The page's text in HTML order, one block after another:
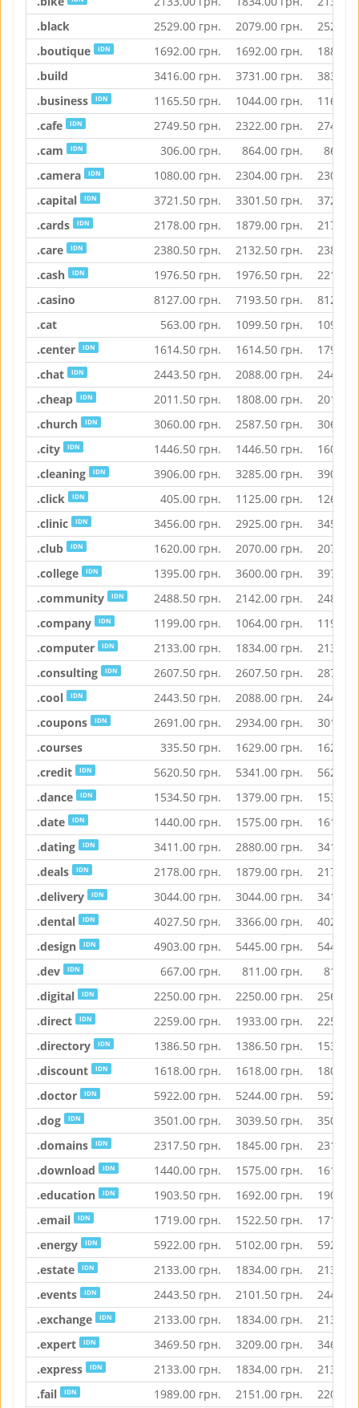
.black
2529.00 грн. 2079.00 грн.
2529.00
.boutique
IDN 1692.00 грн. 1692.00 грн.
1888.00
.build
3416.00 грн. 3731.00 грн.
3834.00
.business
IDN 1165.50 грн. 1044.00 грн.
1165.50
.cafe
IDN 2749.50 грн. 2322.00 грн.
2749.50
.cam
IDN 306.00 грн. 864.00 грн.
864.00
.camera
IDN 1080.00 грн. 2304.00 грн.
2304.00
.capital
IDN 3721.50 грн. 3301.50 грн.
3721.50
.cards
IDN 2178.00 грн. 1879.00 грн.
2178.00
.care
IDN 2380.50 грн. 2132.50 грн.
2380.50
.cash
IDN 1976.50 грн. 1976.50 грн.
2211.50
.casino
8127.00 грн. 7193.50 грн.
8127.00
.cat
563.00 грн. 1099.50 грн.
1099.50
.center
IDN 1614.50 грн. 1614.50 грн.
1792.50
.chat
IDN 2443.50 грн. 2088.00 грн.
2443.50
.cheap
IDN 2011.50 грн. 1808.00 грн.
2011.50
.church
IDN 3060.00 грн. 2587.50 грн.
3060.00
.city
IDN 1446.50 грн. 1446.50 грн.
1606.00
.cleaning
IDN 3906.00 грн. 3285.00 грн.
3906.00
.click
IDN 405.00 грн. 1125.00 грн.
1260.00
.clinic
IDN 3456.00 грн. 2925.00 грн.
3456.00
.club
IDN 1620.00 грн. 2070.00 грн.
2070.00
.college
IDN 1395.00 грн. 3600.00 грн.
3971.50
.community
IDN 2488.50 грн. 2142.00 грн.
2488.50
.company
IDN 1199.00 грн. 1064.00 грн.
1199.00
.computer
IDN 2133.00 грн. 1834.00 грн.
2133.00
.consulting
IDN 2607.50 грн. 2607.50 грн.
2874.00
.cool
IDN 2443.50 грн. 2088.00 грн.
2443.50
.coupons
IDN 2691.00 грн. 2934.00 грн.
3012.50
.courses
335.50 грн. 1629.00 грн.
1629.00
.credit
IDN 5620.50 грн. 5341.00 грн.
5620.50
.dance
IDN 1534.50 грн. 1379.00 грн.
1534.50
.date
IDN 1440.00 грн. 1575.00 грн.
1615.50
.dating
IDN 3411.00 грн. 2880.00 грн.
3411.00
.deals
IDN 2178.00 грн. 1879.00 грн.
2178.00
.delivery
IDN 3044.00 грн. 3044.00 грн.
3413.50
.dental
IDN 4027.50 грн. 3366.00 грн.
4027.50
.design
IDN 4903.00 грн. 5445.00 грн.
5445.00
.dev
IDN 667.00 грн. 811.00 грн.
811.00
.digital
IDN 2250.00 грн. 2250.00 грн.
2565.00
.direct
IDN 2259.00 грн. 1933.00 грн.
2259.00
.directory
IDN 1386.50 грн. 1386.50 грн.
1538.00
.discount
IDN 1618.00 грн. 1618.00 грн.
1809.00
.doctor
IDN 5922.00 грн. 5244.00 грн.
5922.00
.dog
IDN 3501.00 грн. 3039.50 грн.
3501.00
.domains
IDN 2317.50 грн. 1845.00 грн.
2317.50
.download
IDN 1440.00 грн. 1575.00 грн.
1615.50
.education
IDN 1903.50 грн. 1692.00 грн.
1903.50
.email
IDN 1719.00 грн. 1522.50 грн.
1719.00
.energy
IDN 5922.00 грн. 5102.00 грн.
5922.00
.estate
IDN 2133.00 грн. 1834.00 грн.
2133.00
.events
IDN 2443.50 грн. 2101.50 грн.
2443.50
.exchange
IDN 2133.00 грн. 1834.00 грн.
2133.00
.expert
IDN 3469.50 грн. 3209.00 грн.
3469.50
.express
IDN 2133.00 грн. 1834.00 грн.
2133.00
.fail
IDN 1989.00 грн. 2151.00 грн.
2208.00